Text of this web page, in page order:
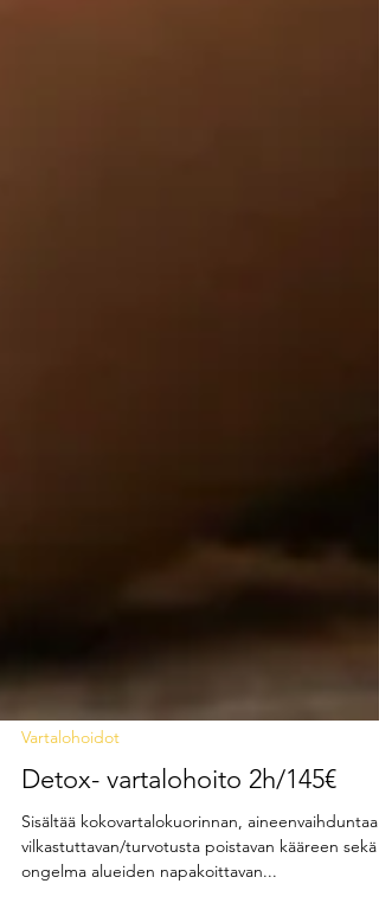
Detox- vartalohoito 2h/145€
Sisältää kokovartalokuorinnan, aineenvaihduntaa